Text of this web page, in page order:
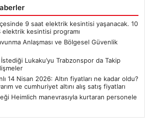
9 saat elektrik kesintisi yaşanacak. 10
elektrik kesintisi programı
Anlaşması ve Bölgesel Güvenlik
Lukaku’yu Trabzonspor da Takip
14 Nisan 2026: Altın fiyatları ne kadar oldu?
ve cumhuriyet altını alış satış fiyatları
Heimlich manevrasıyla kurtaran personele